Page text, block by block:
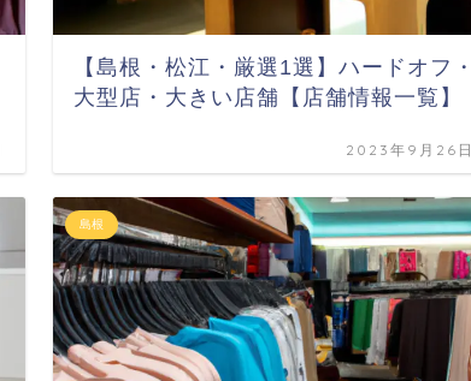
【島根・松江・厳選1選】ハードオフ・
大型店・大きい店舗【店舗情報一覧】
2023年9月26日
島根